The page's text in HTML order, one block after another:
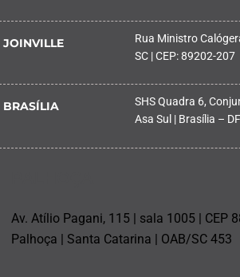
JOINVILLE
Rua Ministro
SC | CEP: 89202-207
BRASÍLIA
SHS Quadra 6,
Asa Sul | Brasília –
Av. Atílio Pagani, 115 | sala 1005 | CEP
Palhoça | Santa Catarina | OAB/SC 453